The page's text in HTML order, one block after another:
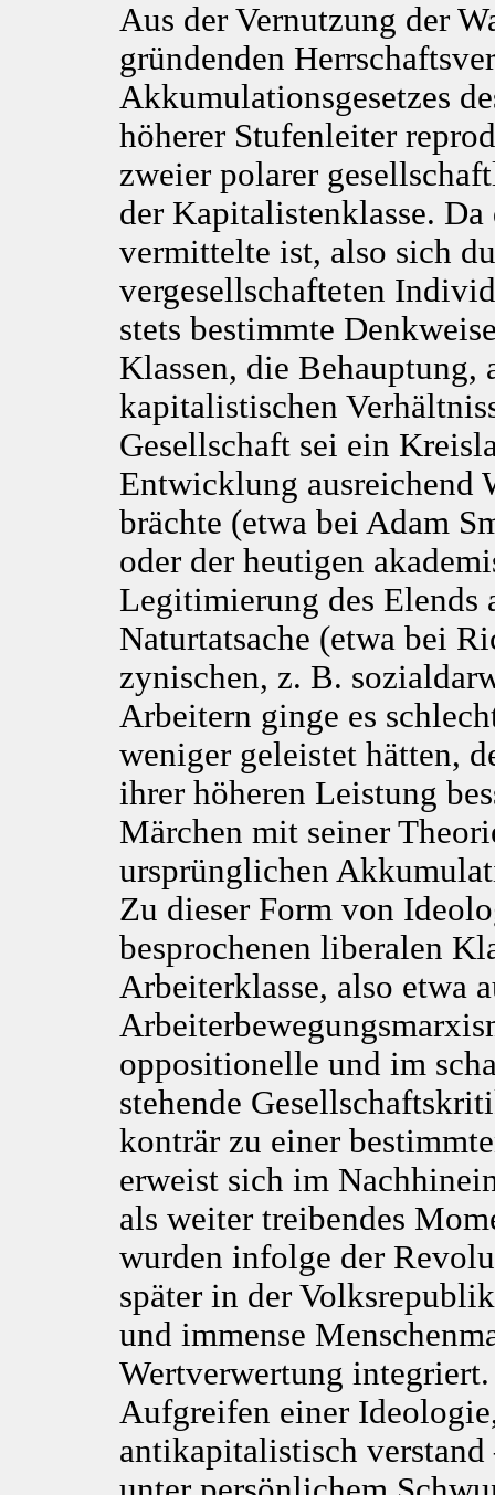
Aus der Vernutzung der
gründenden
Akkumulationsgesetzes
höherer Stufenleiter
zweier polarer
der Kapitalistenklasse.
vermittelte ist, also sich
vergesellschafteten
stets bestimmte
Klassen, die Behauptung,
kapitalistischen
Gesellschaft sei ein
Entwicklung ausreichend
brächte (etwa bei Adam
oder der heutigen
Legitimierung des Elends
Naturtatsache (etwa bei
zynischen, z. B.
Arbeitern ginge es
weniger geleistet hätten,
ihrer höheren Leistung
Märchen mit seiner
ursprünglichen
Zu dieser Form von
besprochenen liberalen
Arbeiterklasse, also etwa
oppositionelle und im
stehende
konträr zu einer
erweist sich im
als weiter treibendes
wurden infolge der
später in der
und immense
Wertverwertung
Aufgreifen einer
antikapitalistisch